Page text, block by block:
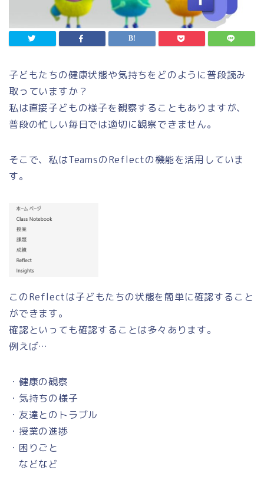
子どもたちの健康状態や気持ちをどのように普段読み
取っていますか？
私は直接子どもの様子を観察することもありますが、
普段の忙しい毎日では適切に観察できません。
そこで、私はTeamsのReflectの機能を活用していま
す。
このReflectは子どもたちの状態を簡単に確認すること
ができます。
確認といっても確認することは多々あります。
例えば…
・健康の観察
・気持ちの様子
・友達とのトラブル
・授業の進捗
・困りごと
などなど